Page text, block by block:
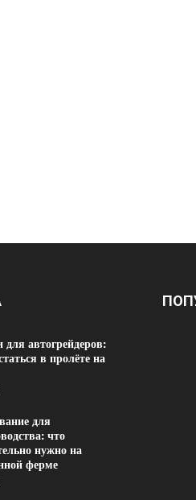
для автогрейдеров:
в пролёте на
для
что
нужно на
ферме